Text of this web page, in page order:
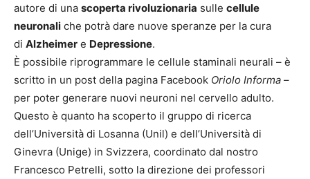
autore di una scoperta rivoluzionaria sulle cellule
neuronali che potrà dare nuove speranze per la cura
di Alzheimer e Depressione.
È possibile riprogrammare le cellule staminali neurali – è
scritto in un post della pagina Facebook Oriolo Informa –
per poter generare nuovi neuroni nel cervello adulto.
Questo è quanto ha scoperto il gruppo di ricerca
dell’Università di Losanna (Unil) e dell’Università di
Ginevra (Unige) in Svizzera, coordinato dal nostro
Francesco Petrelli, sotto la direzione dei professori